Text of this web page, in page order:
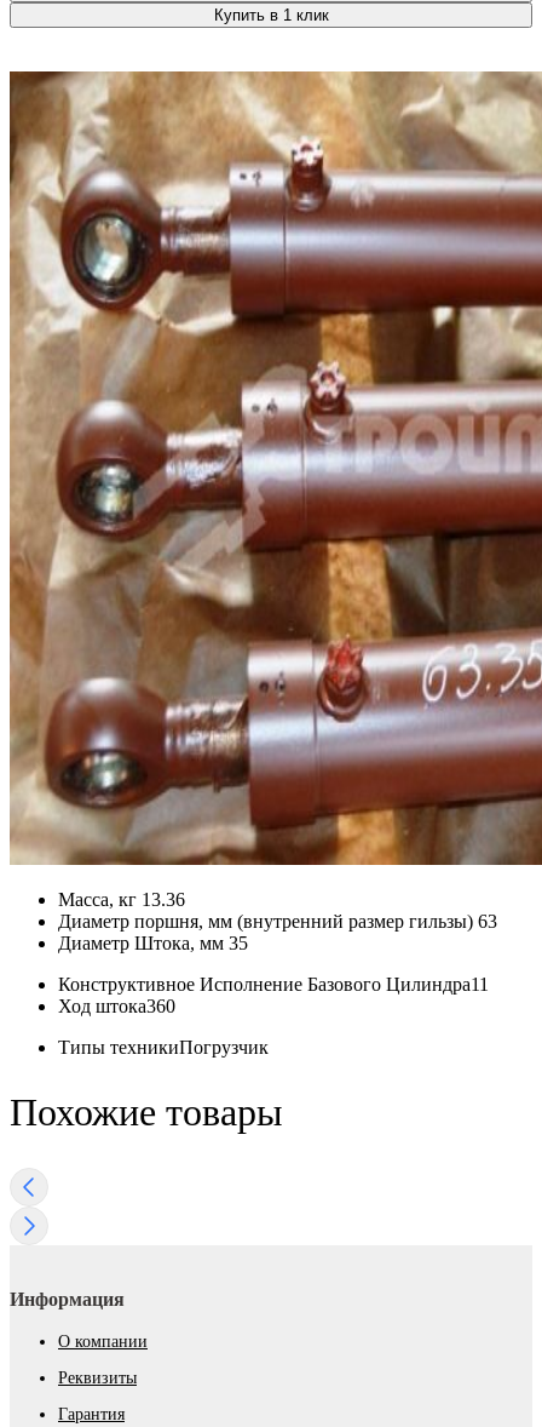
Купить в 1 клик
Масса, кг 13.36
Диаметр поршня, мм (внутренний размер гильзы) 63
Диаметр Штока, мм 35
Конструктивное Исполнение Базового Цилиндра11
Ход штока360
Типы техникиПогрузчик
Похожие товары
Информация
О компании
Реквизиты
Гарантия